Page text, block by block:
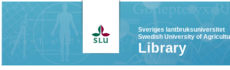
Sveriges lantbruksuniversitet
Swedish University of
Library